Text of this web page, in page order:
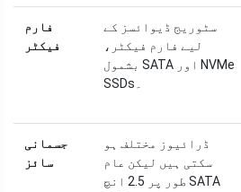
فارم
فیکٹر
سٹوریج ڈیوائسز کے
لیے فارم فیکٹر،
بشمول SATA اور NVMe
جسمانی
سائز
ڈرائیوز مختلف ہو
سکتی ہیں لیکن عام
طور پر 2.5 انچ SATA